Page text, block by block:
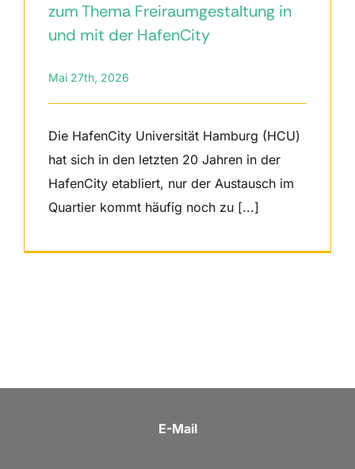
zum Thema Freiraumgestaltung in
und mit der HafenCity
Mai 27th, 2026
Die HafenCity Universität Hamburg (HCU)
hat sich in den letzten 20 Jahren in der
HafenCity etabliert, nur der Austausch im
Quartier kommt häufig noch zu [...]
E-Mail